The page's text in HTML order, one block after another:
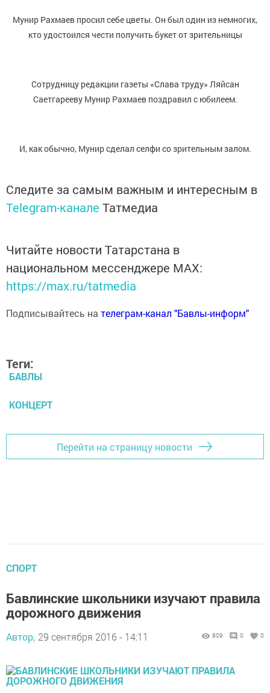
Мунир Рахмаев просил себе цветы. Он был один из немногих,
кто удостоился чести получить букет от зрительницы
Сотрудницу редакции газеты «Слава труду» Ляйсан
Саетгарееву Мунир Рахмаев поздравил с юбилеем.
И, как обычно, Мунир сделал селфи со зрительным залом.
Следите за самым важным и интересным в
Telegram-канале Татмедиа
Читайте новости Татарстана в
национальном мессенджере MАХ:
https://max.ru/tatmedia
Подписывайтесь на телеграм-канал "Бавлы-информ"
Теги:
БАВЛЫ
КОНЦЕРТ
Перейти на страницу новости
СПОРТ
Бавлинские школьники изучают правила
дорожного движения
Автор, 29 сентября 2016 - 14:11 809 0 0